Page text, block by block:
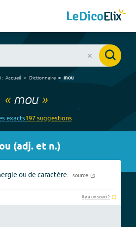
: Accueil Dictionnaire mou
« mou»
sexacts197suggestions
(adj. et n.)
ou de caractère. source
Il y a un souci ?